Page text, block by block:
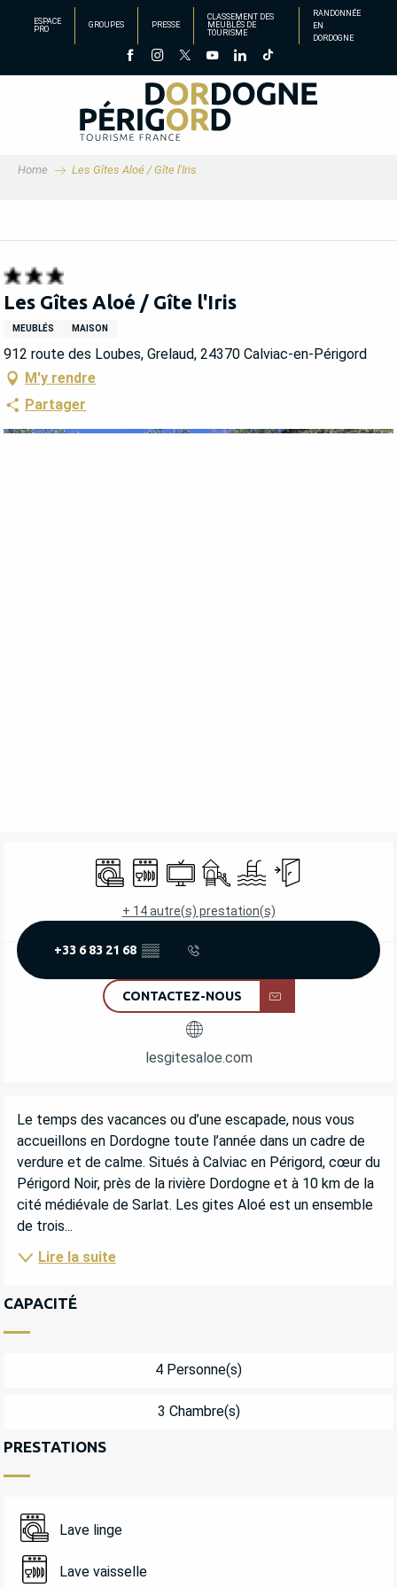
principal
ESPACE
PRO
GROUPES PRESSE
CLASSEMENT DES
MEUBLÉS DE
TOURISME
RANDONNÉE
EN
DORDOGNE
Home Les Gîtes Aloé / Gîte l'Iris
Les Gîtes Aloé / Gîte l'Iris
MEUBLÉS MAISON
912 route des Loubes, Grelaud, 24370 Calviac-en-Périgord
M'y rendre
Partager
OUVERTURE ET COORDONNÉES
Lave lingeLave vaisselle
TélévisionJeux pour enfants / Espace
PiscineEntrée
+ 14 autre(s) prestation(s)
+33 6 83 21 68 ▒▒
CONTACTEZ-NOUS
lesgitesaloe.com
DESCRIPTION
Le temps des vacances ou d’une escapade, nous vous
accueillons en Dordogne toute l’année dans un cadre de
verdure et de calme. Situés à Calviac en Périgord, cœur du
Périgord Noir, près de la rivière Dordogne et à 10 km de la
cité médiévale de Sarlat. Les gites Aloé est un ensemble
de trois...
Lire la suite
CAPACITÉ
4 Personne(s)
3 Chambre(s)
PRESTATIONS
Lave linge
Lave vaisselle